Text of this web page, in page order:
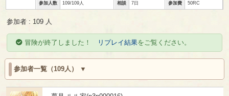
参加人数 109/109人 相談 7日 参加費 50RC
参加者 : 109 人
冒険が終了しました！ リプレイ結果をご覧ください。
参加者一覧（109人）